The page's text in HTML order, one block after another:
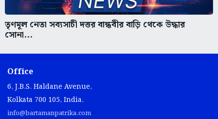
তৃণমূল নেতা সব্যসাচী দত্তর বান্ধবীর বাড়ি থেকে উদ্ধার
সোনা...
Office
6, J.B.S. Haldane Avenue,
Kolkata 700 105, India.
info@bartamanpatrika.com